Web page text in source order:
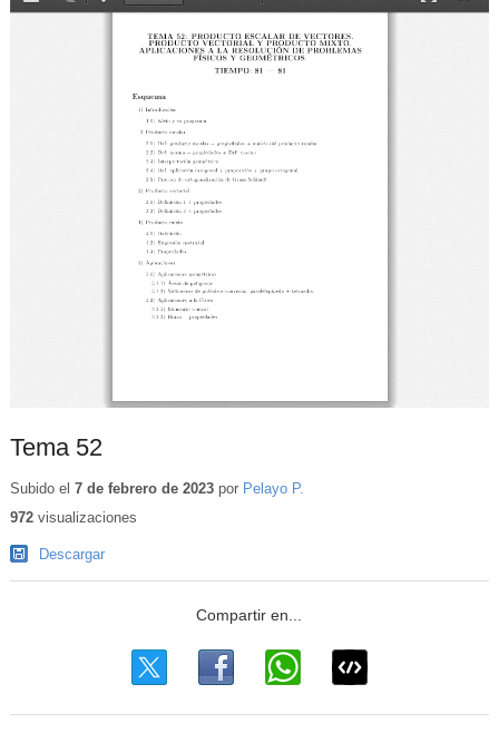
Tema 52
Subido el 7 de febrero de 2023por Pelayo P.
972visualizaciones
Descargar